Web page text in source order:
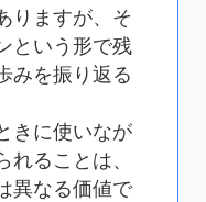
りますが、そ
という形で残
みを振り返る
きに使いなが
ることは、
異なる価値で